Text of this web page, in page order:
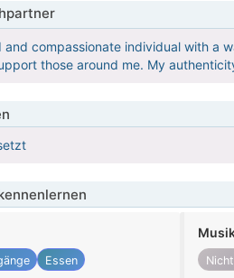
compassionate individual with a
those around me. My
Essen